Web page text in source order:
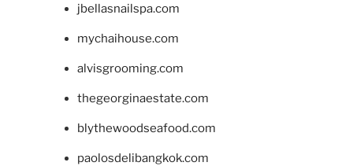
jbellasnailspa.com
mychaihouse.com
alvisgrooming.com
thegeorginaestate.com
blythewoodseafood.com
paolosdelibangkok.com